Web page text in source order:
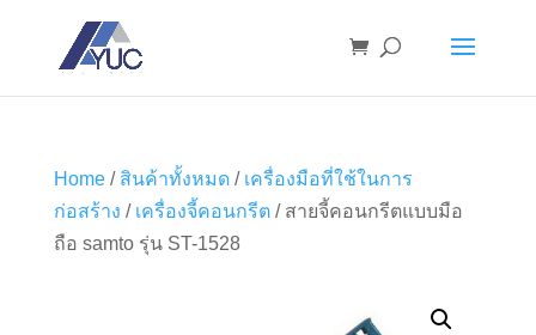
Home/ สินค้าทั้งหมด/ เครื่องมือที่ใช้ในการ
ก่อสร้าง / เครื่องจี้คอนกรีต/ สายจี้คอนกรีตแบบมือ
ถือ samto รุ่น ST-1528